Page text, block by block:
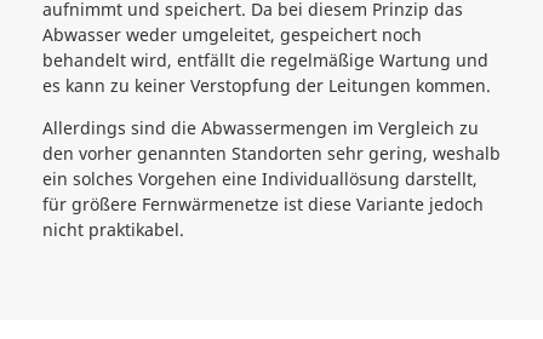
aufnimmt und speichert. Da bei diesem Prinzip das
Abwasser weder umgeleitet, gespeichert noch
behandelt wird, entfällt die regelmäßige Wartung und
es kann zu keiner Verstopfung der Leitungen kommen.
Allerdings sind die Abwassermengen im Vergleich zu
den vorher genannten Standorten sehr gering, weshalb
ein solches Vorgehen eine Individuallösung darstellt,
für größere Fernwärmenetze ist diese Variante jedoch
nicht praktikabel.